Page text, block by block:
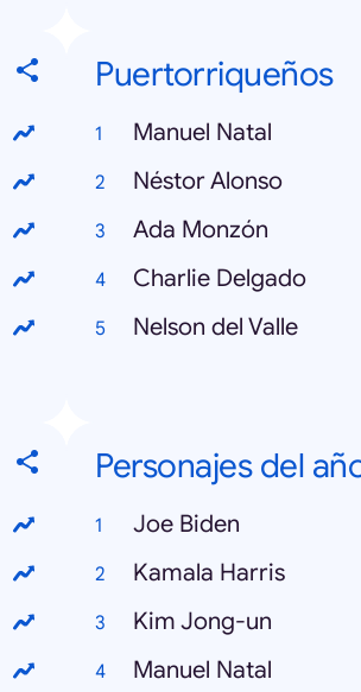
Puertorriqueños
Manuel Natal
Néstor Alonso
Ada Monzón
Charlie Delgado
Nelson del Valle
Personajes del
Joe Biden
Kamala Harris
Kim Jong-un
Manuel Natal